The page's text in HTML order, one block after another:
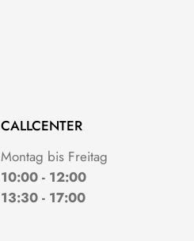
CALLCENTER
Montag bis Freitag
10:00 - 12:00
13:30 - 17:00